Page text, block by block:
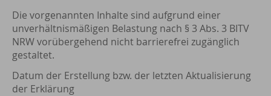
Die vorgenannten Inhalte sind aufgrund einer
unverhältnismäßigen Belastung nach § 3 Abs. 3 BITV
NRW vorübergehend nicht barrierefrei zugänglich
gestaltet.
Datum der Erstellung bzw. der letzten Aktualisierung
der Erklärung